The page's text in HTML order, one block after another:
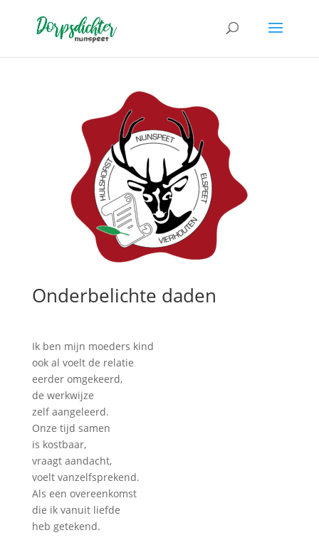
Onderbelichte daden
Ik ben mijn moeders kind
ook al voelt de relatie
eerder omgekeerd,
de werkwijze
zelf aangeleerd.
Onze tijd samen
is kostbaar,
vraagt aandacht,
voelt vanzelfsprekend.
Als een overeenkomst
die ik vanuit liefde
heb getekend.